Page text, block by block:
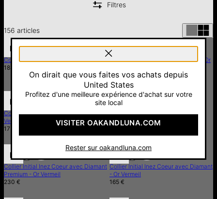
Filtres
156 articles
Collier Chevron Fin Gravé - Or Vermeil
185 €
Collier Prénom Chaîne Singapour - Or
135 €
Collier Inez Initiale & Diamant- Or
Vermeil
175 €
Collier Inez Initiale - Or Vermeil
150 €
Collier Initial Inez Coeur avec Diamant
Premium - Or Vermeil
230 €
Collier Initial Inez Coeur avec Diamant
- Or Vermeil
165 €
On dirait que vous faites vos achats depuis
United States
Profitez d'une meilleure expérience d'achat sur votre
site local
VISITER OAKANDLUNA.COM
Rester sur oakandluna.com